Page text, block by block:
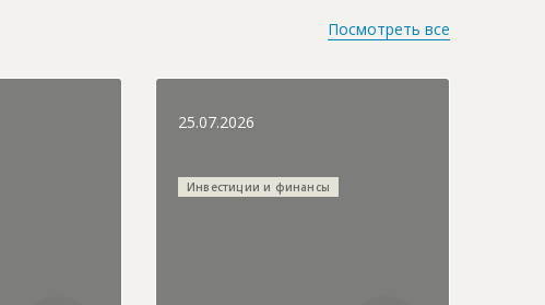
Посмотреть все
25.07.2026
Инвестиции и финансы